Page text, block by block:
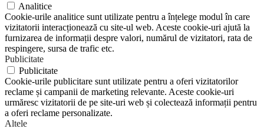
Analitice
Cookie-urile analitice sunt utilizate pentru a înțelege modul în care
vizitatorii interacționează cu site-ul web. Aceste cookie-uri ajută la
furnizarea de informații despre valori, numărul de vizitatori, rata de
respingere, sursa de trafic etc.
Publicitate
Publicitate
Cookie-urile publicitare sunt utilizate pentru a oferi vizitatorilor
reclame și campanii de marketing relevante. Aceste cookie-uri
urmăresc vizitatorii de pe site-uri web și colectează informații pentru
a oferi reclame personalizate.
Altele